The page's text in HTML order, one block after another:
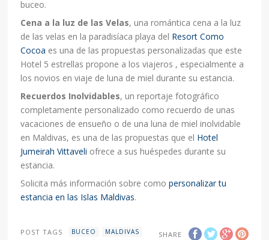
buceo.
Cena a la luz de las Velas, una romántica cena a la luz
de las velas en la paradisíaca playa del Resort Como
Cocoa es una de las propuestas personalizadas que este
Hotel 5 estrellas propone a los viajeros , especialmente a
los novios en viaje de luna de miel durante su estancia.
Recuerdos Inolvidables, un reportaje fotográfico
completamente personalizado como recuerdo de unas
vacaciones de ensueño o de una luna de miel inolvidable
en Maldivas, es una de las propuestas que el Hotel
Jumeirah Vittaveli ofrece a sus huéspedes durante su
estancia.
Solicita más información sobre comopersonalizar tu
estancia en las Islas Maldivas.
SHARE
POST TAGS BUCEO
MALDIVAS